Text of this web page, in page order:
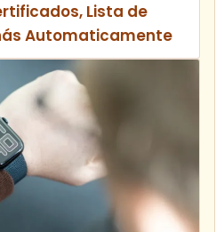
Lista de
Automaticamente